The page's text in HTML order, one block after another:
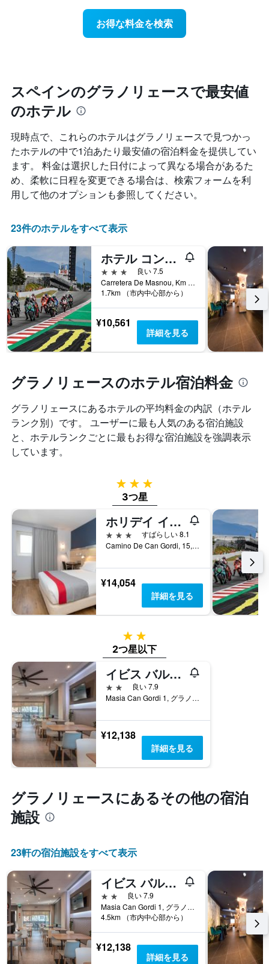
ラ
ン
ク
ご
と
の
カ
テ
リ
ー
表
し
て
い
ま
す。
表
の
Y
軸
1
本
去
日
間
に
見
つ
日
の
客
の
均
料
金
を
ま
す
に
集
計
て
表
示
し
た
も
す
の
X
軸
1
本
は、
ホ
テ
ル
ラ
ク
の
カ
ゴ
リ
い
ま
す。
Y
軸
本
3
日
間
に
見
つ
か
っ
た
今
末
の
客
室
平
均
料
金
を
表
し
て
い
ま
れ
て
客
室
料
金
が
ど
よ
う
変
化
す
る
か
を
表
し
て
い
ま
す
X
1
本
は、
宿
泊
数
を
表
て
ま
す
表
の
は、
客
室
の
平
均
料
を
表
て
ま
す
お得な料金を検索
スペインのグラノリェースで最安値
のホテル
現時点で、これらのホテルはグラノリェース​で見つかっ
たホテルの中で1泊あたり最安値の宿泊料金を提供してい
ます。 料金は選択した日付によって異なる場合があるた
め、柔軟に日程を変更できる場合は、検索フォームを利
用して他のオプションも参照してください。
23件のホテルをすべて表示
ホテル コンセンティード
3つ星
良い 7.5
Carretera De Masnou, Km 14, グラノリェース, カタルーニャ, スペイン
1.7km （市内中心部から）
¥10,561
詳細を見る
グラノリェースのホテル宿泊料金
グラノリェース​にあるホテルの平均料金の内訳（ホテル
ランク別）です。 ユーザーに最も人気のある宿泊施設
と、ホテルランクごとに最もお得な宿泊施設を強調表示
しています。
3つ星
3つ星
ホリデイ イン エクスプレス バルセロナ-モントメロ by IHG
3つ星
すばらしい 8.1
Camino De Can Gordi, 15, グラノリェース, カタルーニャ, スペイン
¥14,054
詳細を見る
2つ星
2つ星以下
イビス バルセロナ モントメロ グラノリェルス
2つ星
良い 7.9
Masia Can Gordi 1, グラノリェース, カタルーニャ, スペイン
¥12,138
詳細を見る
グラノリェース​にあるその他の宿泊
施設
23​軒の宿泊施設をすべて表示
イビス バルセロナ モントメロ グラノリェルス
2つ星
良い 7.9
Masia Can Gordi 1, グラノリェース, カタルーニャ, スペイン
4.5km （市内中心部から）
¥12,138
詳細を見る